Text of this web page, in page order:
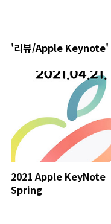
'리뷰/Apple Keynote'
2021 Apple KeyNote
Spring